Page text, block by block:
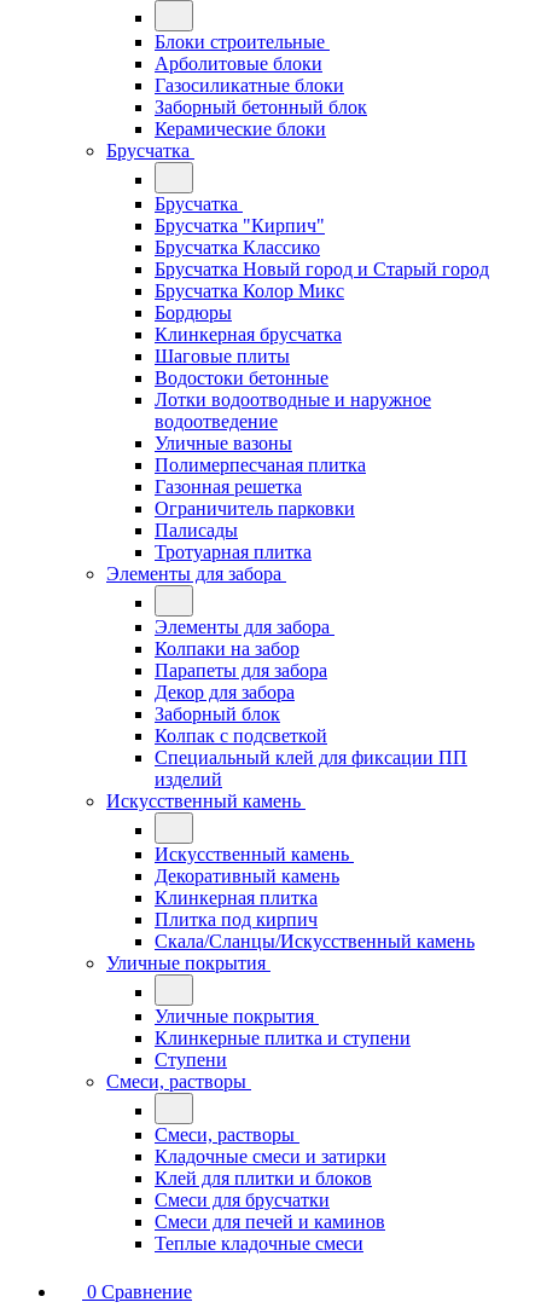
Блоки строительные
Арболитовые блоки
Газосиликатные блоки
Заборный бетонный блок
Керамические блоки
Брусчатка
Брусчатка
Брусчатка "Кирпич"
Брусчатка Классико
Брусчатка Новый город и Старый город
Брусчатка Колор Микс
Бордюры
Клинкерная брусчатка
Шаговые плиты
Водостоки бетонные
Лотки водоотводные и наружное
водоотведение
Уличные вазоны
Полимерпесчаная плитка
Газонная решетка
Ограничитель парковки
Палисады
Тротуарная плитка
Элементы для забора
Элементы для забора
Колпаки на забор
Парапеты для забора
Декор для забора
Заборный блок
Колпак с подсветкой
Специальный клей для фиксации ПП
изделий
Искусственный камень
Искусственный камень
Декоративный камень
Клинкерная плитка
Плитка под кирпич
Скала/Сланцы/Искусственный камень
Уличные покрытия
Уличные покрытия
Клинкерные плитка и ступени
Ступени
Смеси, растворы
Смеси, растворы
Кладочные смеси и затирки
Клей для плитки и блоков
Смеси для брусчатки
Смеси для печей и каминов
Теплые кладочные смеси
0 Сравнение